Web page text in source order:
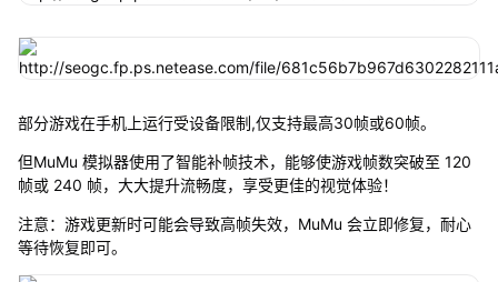
部分游戏在手机上运行受设备限制,仅支持最高30帧或60帧。
但MuMu 模拟器使用了智能补帧技术，能够使游戏帧数突破至 120
帧或 240 帧，大大提升流畅度，享受更佳的视觉体验！
注意：游戏更新时可能会导致高帧失效，MuMu 会立即修复，耐心
等待恢复即可。